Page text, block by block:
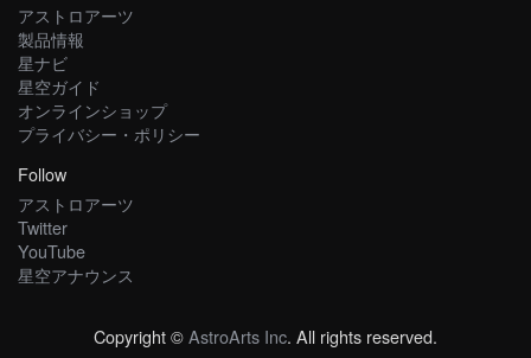
アストロアーツ
製品情報
星ナビ
星空ガイド
オンラインショップ
プライバシー・ポリシー
Follow
アストロアーツ
Twitter
YouTube
星空アナウンス
Copyright ©AstroArts Inc. All rights reserved.